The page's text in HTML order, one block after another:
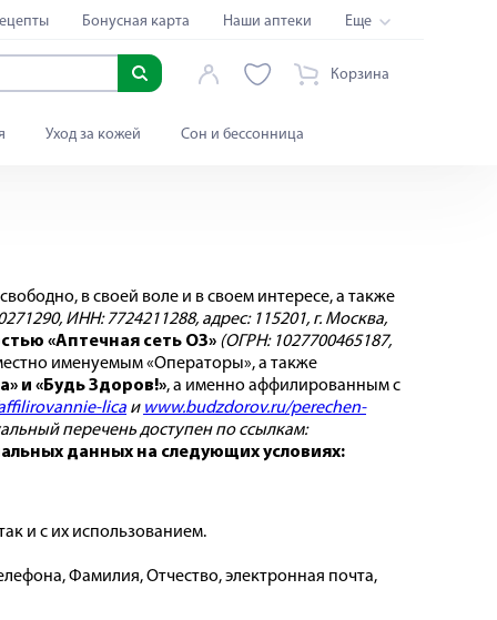
Бонусная карта Наши аптеки Еще
Корзина
Уход за кожей Сон и бессонница
в своей воле и в своем интересе, а также
ИНН: 7724211288, адрес: 115201, г. Москва,
«Аптечная сеть О3» (ОГРН: 1027700465187,
именуемым «Операторы», а также
и «Будь Здоров!», а именно аффилированным с
lica и www.budzdorov.ru/perechen-
перечень доступен по ссылкам:
данных на следующих условиях:
и с их использованием.
Фамилия, Отчество, электронная почта,